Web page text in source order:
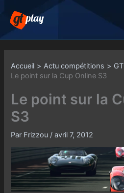
contenu
Accueil Actu compétitions
Le point sur la Cup Online S3
Le point sur la
S3
Par Frizzou /avril 7, 2012